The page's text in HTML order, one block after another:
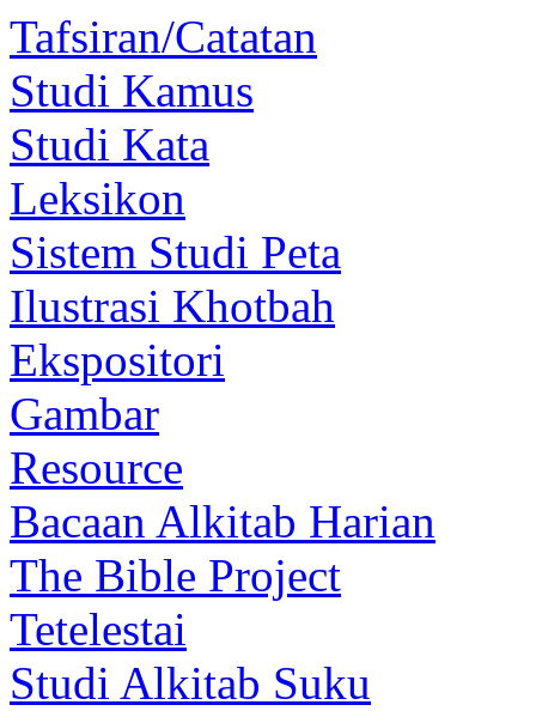
Tafsiran/Catatan
Studi Kamus
Studi Kata
Leksikon
Sistem Studi Peta
Ilustrasi Khotbah
Ekspositori
Gambar
Resource
Bacaan Alkitab Harian
The Bible Project
Tetelestai
Studi Alkitab Suku